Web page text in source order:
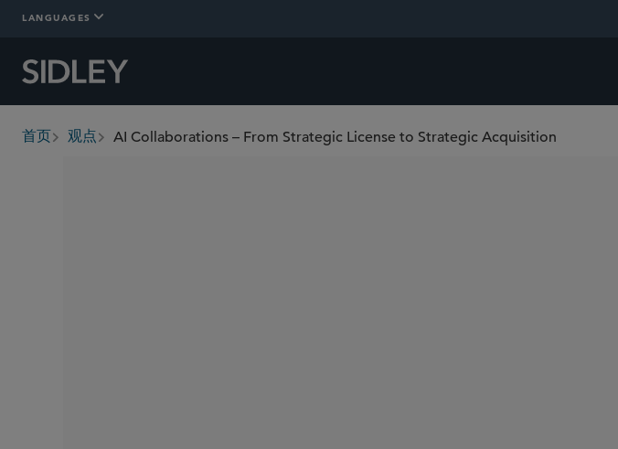
LANGUAGES
breadcrumbs
首页 观点 AI Collaborations – From Strategic License to Strategic Acquisition